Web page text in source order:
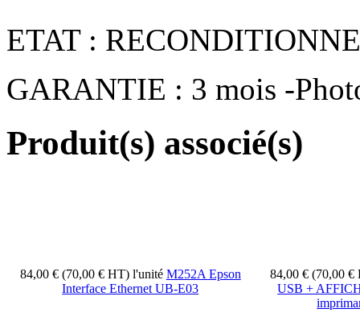
ETAT :
GARANTIE : 3 mois -
Produit(s) associé(s)
84,00 € (70,00 € HT) l'unité M252A Epson
Interface Ethernet UB-E03
84,00 € (70,00
USB +